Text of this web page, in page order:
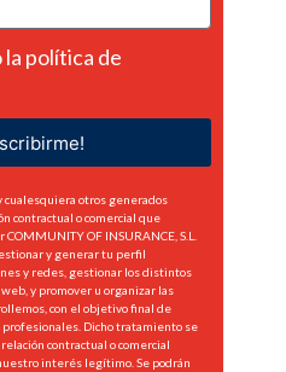
la política de
cualesquiera otros generados
contractual o comercial que
OF INSURANCE, S.L.
y generar tu perfil
y redes, gestionar los distintos
y promover u organizar las
con el objetivo final de
Dicho tratamiento se
contractual o comercial
interés legítimo. Se podrán